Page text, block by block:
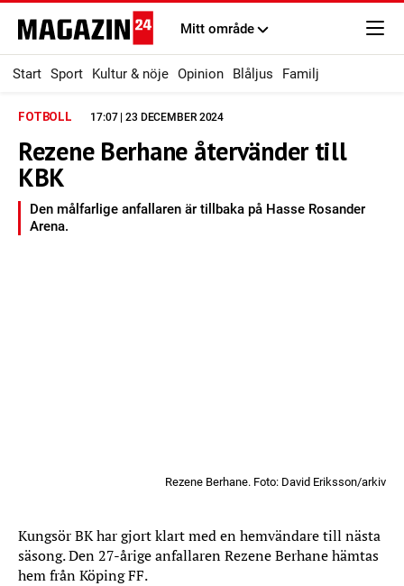
Mitt område
Start Sport Kultur & nöje Opinion Blåljus Familj
FOTBOLL 17:07 | 23 DECEMBER 2024
Rezene Berhane återvänder till
KBK
Den målfarlige anfallaren är tillbaka på Hasse Rosander
Arena.
Rezene Berhane. Foto: David Eriksson/arkiv
Kungsör BK har gjort klart med en hemvändare till nästa
säsong. Den 27-årige anfallaren Rezene Berhane hämtas
hem från Köping FF.